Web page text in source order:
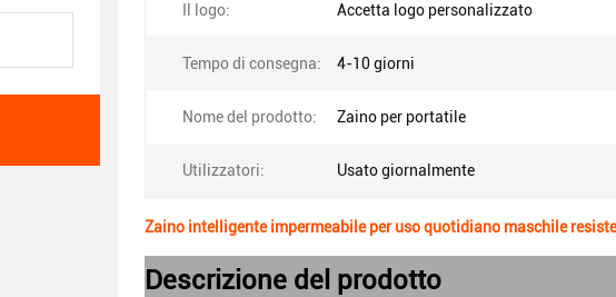
Il logo: Accetta logo personalizzato
Tempo di consegna: 4-10 giorni
Nome del prodotto: Zaino per portatile
Utilizzatori: Usato giornalmente
Zaino intelligente impermeabile per uso quotidiano maschile
Descrizione del prodotto